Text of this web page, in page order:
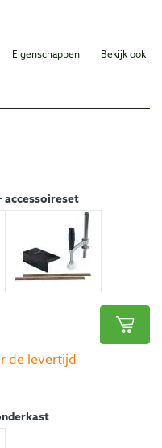
Eigenschappen Bekijk ook
accessoireset
de levertijd